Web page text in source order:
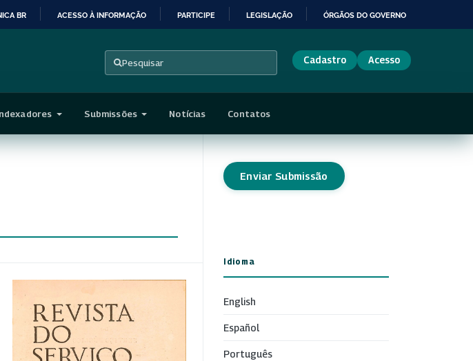
CONTEÚDO
BR ACESSO À INFORMAÇÃO PARTICIPE LEGISLAÇÃO ÓRGÃOS DO GOVERNO
Pesquisar Cadastro Acesso
Submissões Notícias Contatos
Enviar Submissão
Idioma
English
Español
Português